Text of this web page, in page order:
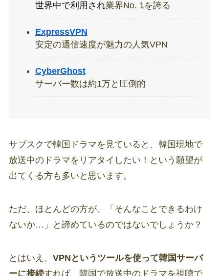
世界中で利用され業界No. 1を誇る
ExpressVPN
安定の通信速度が魅力の人気VPN
CyberGhost
サーバー数は約1万と圧倒的
サブスクで韓国ドラマを見ていると、韓国現地で
放送中のドラマをリアタイしたい！という願望が
出てくる方も多いと思います。
ただ、ほとんどの方が、「そんなことできるわけ
ないか…」と諦めているのではないでしょうか？
とはいえ、 VPNというツールを使って韓国サーバ
ーに接続すれば、韓国で放送中のドラマを視聴で